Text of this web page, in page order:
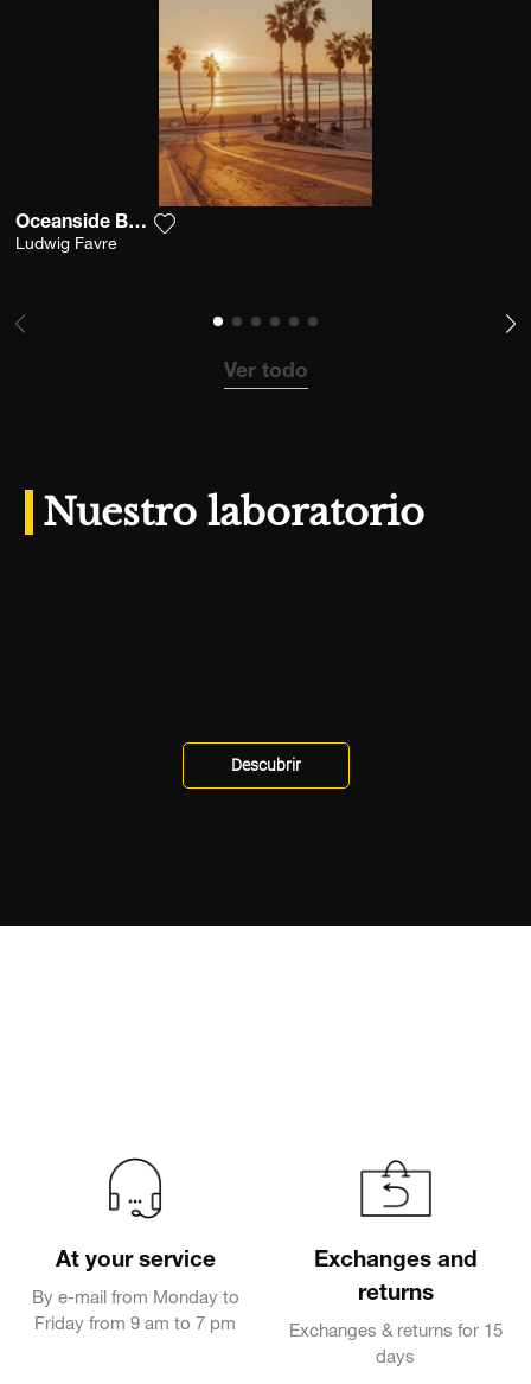
Oceanside Boardwalk
Ludwig Favre
Ver todo
Nuestro laboratorio
By e-mail from Monday to
Friday from 9 am to 7 pm
returns
Exchanges & returns for 15
days